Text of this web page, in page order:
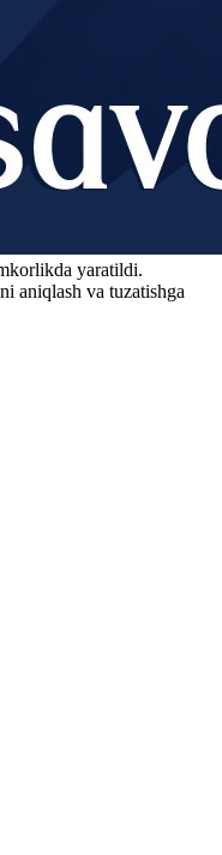
yaratildi.
aniqlash va tuzatishga